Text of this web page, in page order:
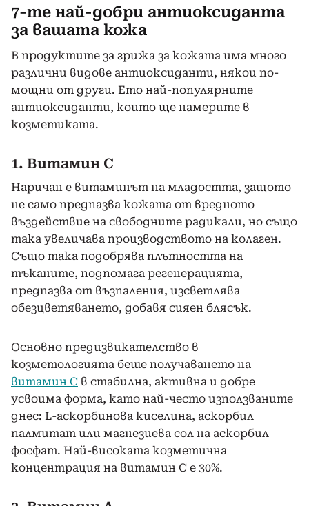
7-те най-добри антиоксиданта
за вашата кожа
В продуктите за грижа за кожата има много
различни видове антиоксиданти, някои по-
мощни от други. Ето най-популярните
антиоксиданти, които ще намерите в
козметиката.
1. Витамин C
Наричан е витаминът на младостта, защото
не само предпазва кожата от вредното
въздействие на свободните радикали, но също
така увеличава производството на колаген.
Също така подобрява плътността на
тъканите, подпомага регенерацията,
предпазва от възпаления, изсветлява
обезцветяването, добавя сияен блясък.
Основно предизвикателство в
козметологията беше получаването на
витамин С в стабилна, активна и добре
усвоима форма, като най-често използваните
днес: L-аскорбинова киселина, аскорбил
палмитат или магнезиева сол на аскорбил
фосфат. Най-високата козметична
концентрация на витамин С е 30%.